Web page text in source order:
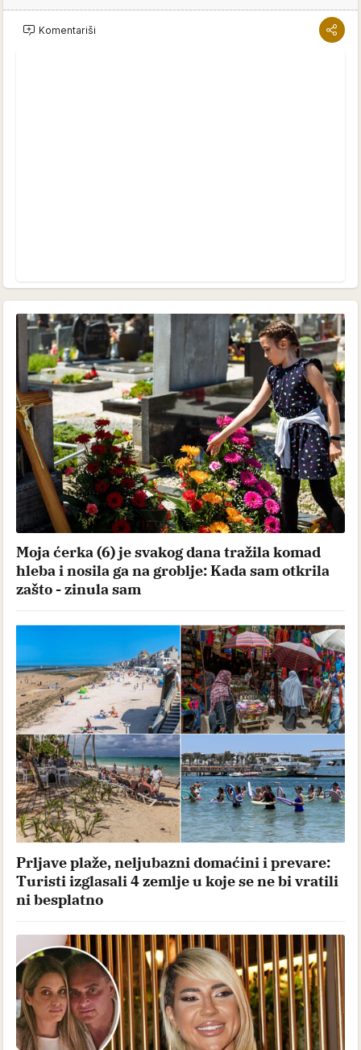
Komentariši
Moja ćerka (6) je svakog dana tražila komad
hleba i nosila ga na groblje: Kada sam otkrila
zašto - zinula sam
Prljave plaže, neljubazni domaćini i prevare:
Turisti izglasali 4 zemlje u koje se ne bi vratili
ni besplatno